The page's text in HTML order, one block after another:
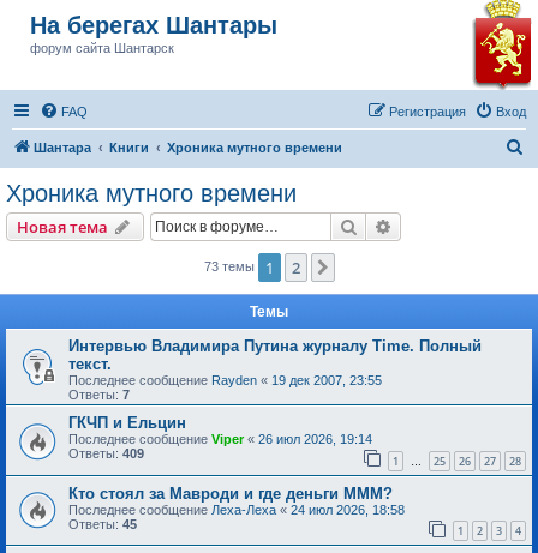
На берегах Шантары
форум сайта Шантарск
FAQ Вход
Регистрация
Шантара Книги Хроника мутного времени
Хроника мутного времени
Новая тема Поиск
73 темы 1 2
Темы
Интервью Владимира Путина журналу Time. Полный
текст.
Последнее сообщение Rayden « 19 дек 2007, 23:55
Ответы: 7
ГКЧП и Ельцин
Последнее сообщение Viper« 26 июл 2026, 19:14
Ответы: 409 1 … 25 26 27 28
Кто стоял за Мавроди и где деньги МММ?
Последнее сообщение Леха-Леха « 24 июл 2026, 18:58
Ответы: 45 1 2 3 4